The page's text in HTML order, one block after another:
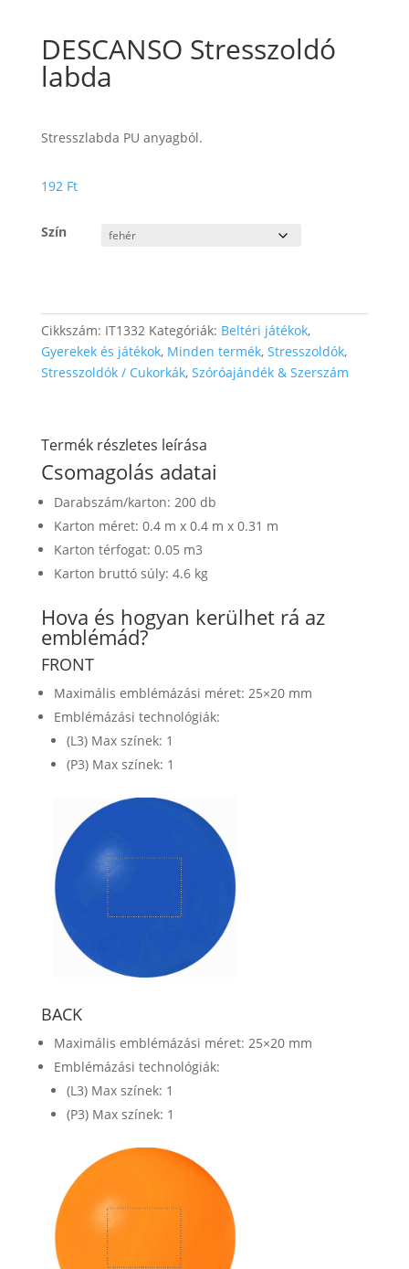
DESCANSO Stresszoldó
labda
Stresszlabda PU anyagból.
192 Ft
Szín
Cikkszám: IT1332 Kategóriák: Beltéri játékok,
Gyerekek és játékok, Minden termék, Stresszoldók,
Stresszoldók / Cukorkák, Szóróajándék & Szerszám
Termék részletes leírása
Csomagolás adatai
Darabszám/karton: 200 db
Karton méret: 0.4 m x 0.4 m x 0.31 m
Karton térfogat: 0.05 m3
Karton bruttó súly: 4.6 kg
Hova és hogyan kerülhet rá az
emblémád?
FRONT
Maximális emblémázási méret: 25×20 mm
Emblémázási technológiák:
(L3) Max színek: 1
(P3) Max színek: 1
BACK
Maximális emblémázási méret: 25×20 mm
Emblémázási technológiák:
(L3) Max színek: 1
(P3) Max színek: 1